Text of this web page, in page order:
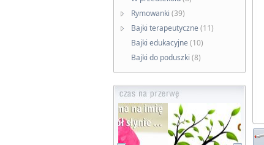
Rymowanki (39)
Bajki terapeutyczne (11)
Bajki edukacyjne (10)
Bajki do poduszki (8)